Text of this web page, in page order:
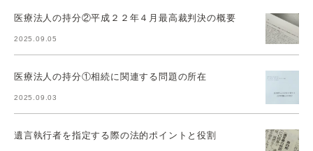
医療法人の持分②平成２２年４月最高裁判決の概要
2025.09.05
医療法人の持分①相続に関連する問題の所在
2025.09.03
遺言執行者を指定する際の法的ポイントと役割